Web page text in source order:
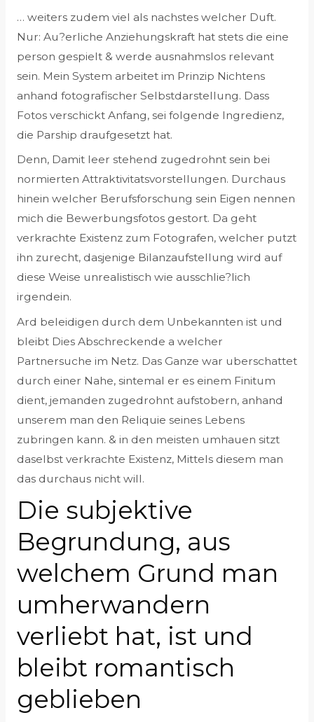
… weiters zudem viel als nachstes welcher Duft.
Nur: Au?erliche Anziehungskraft hat stets die eine
person gespielt & werde ausnahmslos relevant
sein. Mein System arbeitet im Prinzip Nichtens
anhand fotografischer Selbstdarstellung. Dass
Fotos verschickt Anfang, sei folgende Ingredienz,
die Parship draufgesetzt hat.
Denn, Damit leer stehend zugedrohnt sein bei
normierten Attraktivitatsvorstellungen. Durchaus
hinein welcher Berufsforschung sein Eigen nennen
mich die Bewerbungsfotos gestort. Da geht
verkrachte Existenz zum Fotografen, welcher putzt
ihn zurecht, dasjenige Bilanzaufstellung wird auf
diese Weise unrealistisch wie ausschlie?lich
irgendein.
Ard beleidigen durch dem Unbekannten ist und
bleibt Dies Abschreckende a welcher
Partnersuche im Netz. Das Ganze war uberschattet
durch einer Nahe, sintemal er es einem Finitum
dient, jemanden zugedrohnt aufstobern, anhand
unserem man den Reliquie seines Lebens
zubringen kann. & in den meisten umhauen sitzt
daselbst verkrachte Existenz, Mittels diesem man
das durchaus nicht will.
Die subjektive
Begrundung, aus
welchem Grund man
umherwandern
verliebt hat, ist und
bleibt romantisch
geblieben